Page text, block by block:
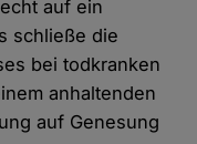
auf ein
schließe die
bei todkranken
anhaltenden
auf Genesung